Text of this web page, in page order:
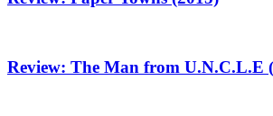
Review: The Man from U.N.C.L.E